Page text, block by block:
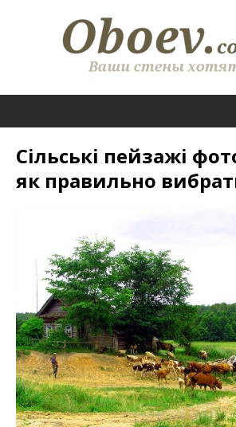
Сільські пейзажі
як правильно